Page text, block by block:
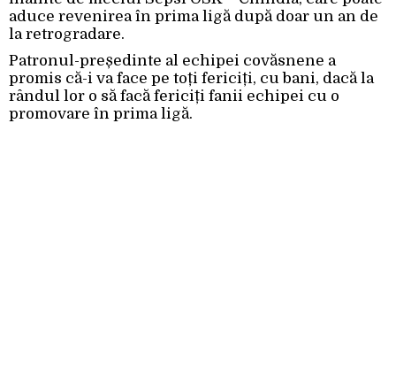
aduce revenirea în prima ligă după doar un an de
la retrogradare.
Patronul-președinte al echipei covăsnene a
promis că-i va face pe toți fericiți, cu bani, dacă la
rândul lor o să facă fericiți fanii echipei cu o
promovare în prima ligă.